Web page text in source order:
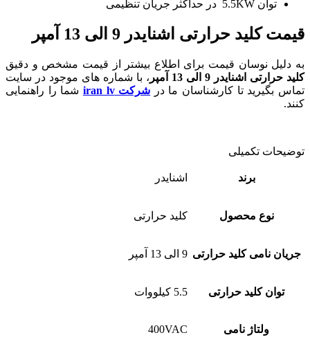
توان 5.5KW در حداکثر جریان تنظیمی
قیمت کلید حرارتی اشنایدر 9 الی 13 آمپر
به دلیل نوسان قیمت برای اطلاع بیشتر از قیمت مشخص و دقیق
کلید حرارتی اشنایدر 9 الی 13 آمپر
، با شماره های موجود در سایت
تماس بگیرید تا کارشناسان ما در شرکت iran lv
شما را راهنمایی
کنند.
توضیحات تکمیلی
برند اشنایدر
نوع محصول کلید حرارتی
جریان نامی کلید حرارتی 9 الی 13 آمپر
توان کلید حرارتی 5.5 کیلووات
ولتاژ نامی 400VAC